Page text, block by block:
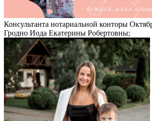
Консультанта нотариальной конторы
Гродно Иода Екатерины Робертовны;